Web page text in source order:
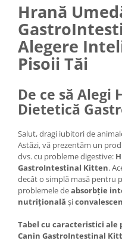
Hrană
Alegere
Pisoii Tăi
De ce să Alegi
Dietetică
Salut, dragi iubitori de
Astăzi, vă prezentăm un
dvs. cu probleme digestive:
GastroIntestinal Kitten.
decât o simplă masă pentru
problemele deabsorbție
nutrițională și
Tabel cu caracteristici ale
Canin GastroIntestinal